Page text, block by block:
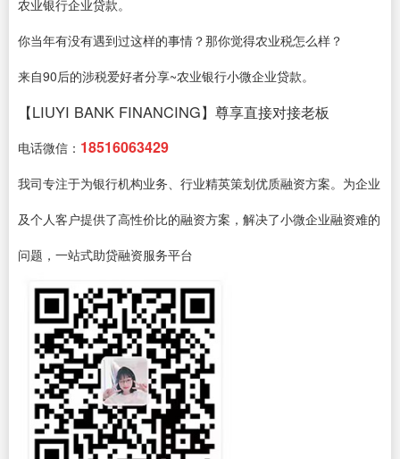
农业银行企业贷款。
你当年有没有遇到过这样的事情？那你觉得农业税怎么样？
来自90后的涉税爱好者分享~农业银行小微企业贷款。
【LIUYI BANK FINANCING】尊享直接对接老板
电话微信： 18516063429
我司专注于为银行机构业务、行业精英策划优质融资方案。为企业
及个人客户提供了高性价比的融资方案，解决了小微企业融资难的
问题，一站式助贷融资服务平台